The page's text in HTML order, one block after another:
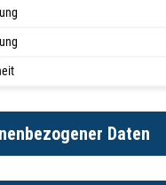
Daten